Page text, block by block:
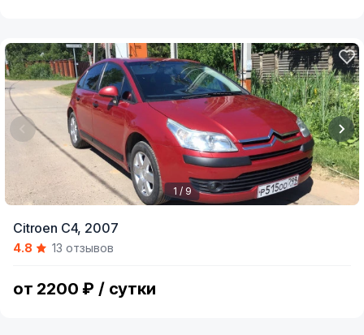
of
1 / 9
Citroen C4, 2007
4.8 13 отзывов
от 2200 ₽ / сутки